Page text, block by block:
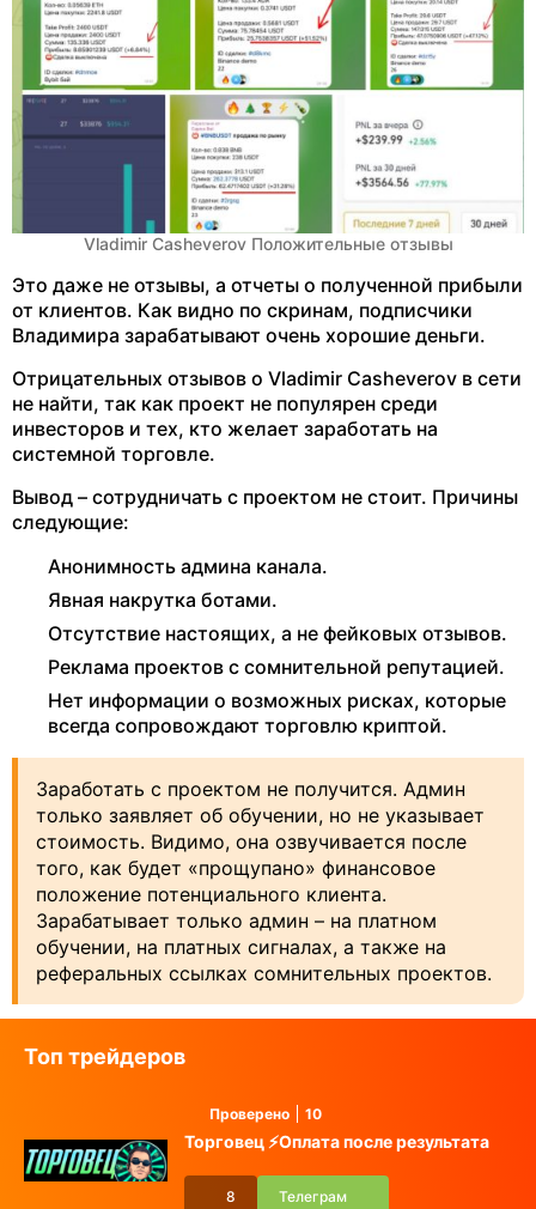
Vladimir Casheverov Положительные отзывы
Это даже не отзывы, а отчеты о полученной прибыли
от клиентов. Как видно по скринам, подписчики
Владимира зарабатывают очень хорошие деньги.
Отрицательных отзывов о Vladimir Casheverov в сети
не найти, так как проект не популярен среди
инвесторов и тех, кто желает заработать на
системной торговле.
Вывод – сотрудничать с проектом не стоит. Причины
следующие:
Анонимность админа канала.
Явная накрутка ботами.
Отсутствие настоящих, а не фейковых отзывов.
Реклама проектов с сомнительной репутацией.
Нет информации о возможных рисках, которые
всегда сопровождают торговлю криптой.
Заработать с проектом не получится. Админ
только заявляет об обучении, но не указывает
стоимость. Видимо, она озвучивается после
того, как будет «прощупано» финансовое
положение потенциального клиента.
Зарабатывает только админ – на платном
обучении, на платных сигналах, а также на
реферальных ссылках сомнительных проектов.
Топ трейдеров
Проверено 10
Торговец ⚡️Оплата после результата
8 Телеграм